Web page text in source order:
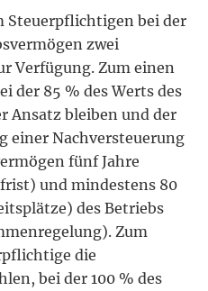
Steuerpflichtigen bei der
zwei
Verfügung. Zum einen
der 85 % des Werts des
Ansatz bleiben und der
einer Nachversteuerung
fünf Jahre
und mindestens 80
des Betriebs
Zum
die
bei der 100 % des